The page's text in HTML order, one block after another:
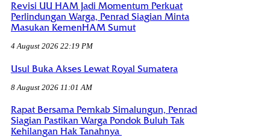
Revisi UU HAM Jadi Momentum Perkuat
Perlindungan Warga, Penrad Siagian Minta
Masukan KemenHAM Sumut
4 August 2026 22:19 PM
Usul Buka Akses Lewat Royal Sumatera
8 August 2026 11:01 AM
Rapat Bersama Pemkab Simalungun, Penrad
Siagian Pastikan Warga Pondok Buluh Tak
Kehilangan Hak Tanahnya